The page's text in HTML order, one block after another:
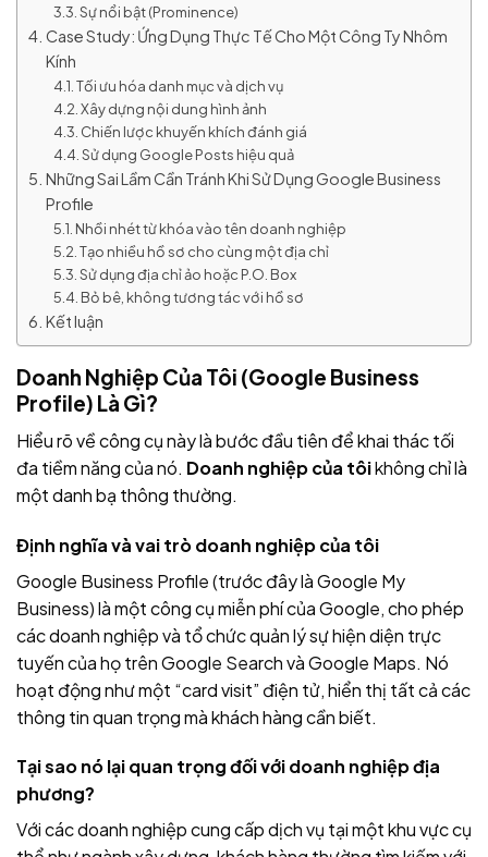
Sự nổi bật (Prominence)
Case Study: Ứng Dụng Thực Tế Cho Một Công Ty Nhôm
Kính
Tối ưu hóa danh mục và dịch vụ
Xây dựng nội dung hình ảnh
Chiến lược khuyến khích đánh giá
Sử dụng Google Posts hiệu quả
Những Sai Lầm Cần Tránh Khi Sử Dụng Google Business
Profile
Nhồi nhét từ khóa vào tên doanh nghiệp
Tạo nhiều hồ sơ cho cùng một địa chỉ
Sử dụng địa chỉ ảo hoặc P.O. Box
Bỏ bê, không tương tác với hồ sơ
Kết luận
Doanh Nghiệp Của Tôi (Google Business
Profile) Là Gì?
Hiểu rõ về công cụ này là bước đầu tiên để khai thác tối
đa tiềm năng của nó. Doanh nghiệp của tôikhông chỉ là
một danh bạ thông thường.
Định nghĩa và vai trò doanh nghiệp của tôi
Google Business Profile (trước đây là Google My
Business) là một công cụ miễn phí của Google, cho phép
các doanh nghiệp và tổ chức quản lý sự hiện diện trực
tuyến của họ trên Google Search và Google Maps. Nó
hoạt động như một “card visit” điện tử, hiển thị tất cả các
thông tin quan trọng mà khách hàng cần biết.
Tại sao nó lại quan trọng đối với doanh nghiệp địa
phương?
Với các doanh nghiệp cung cấp dịch vụ tại một khu vực cụ